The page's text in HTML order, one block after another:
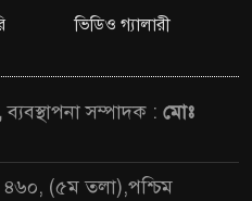
জালিয়াতি চক্রের পাঁচ
আন্দোলন সফল হয়েছে :
ভিডিও গ্যালারী
ব্যবস্থাপনা সম্পাদক : মোঃ
৪৬০, (৫ম তলা),পশ্চিম